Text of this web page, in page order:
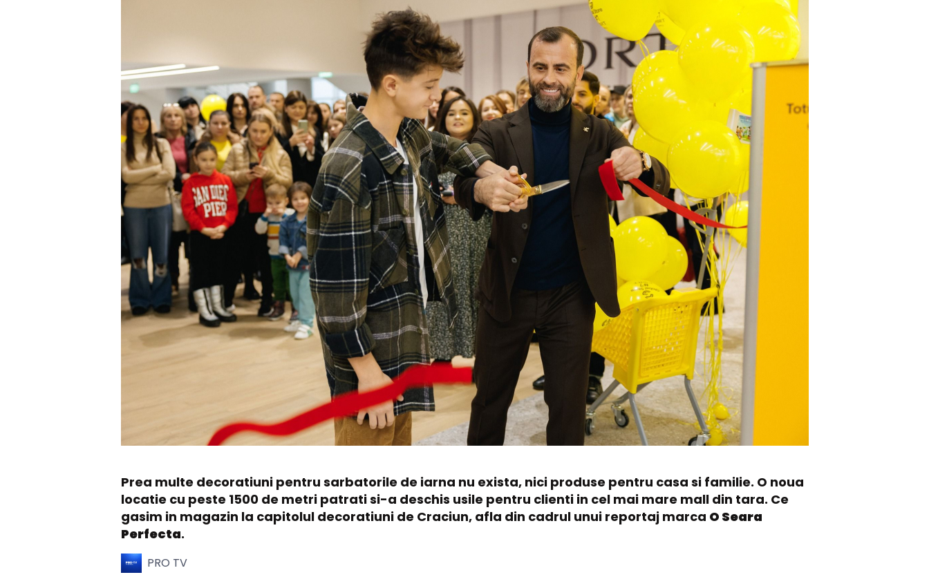
Prea multe decoratiuni pentru sarbatorile de iarna nu exista, nici produse pentru casa si familie. O noua
locatie cu peste 1500 de metri patrati si-a deschis usile pentru clienti in cel mai mare mall din tara. Ce
gasim in magazin la capitolul decoratiuni de Craciun, afla din cadrul unui reportaj marca O Seara
Perfecta.
PRO TV